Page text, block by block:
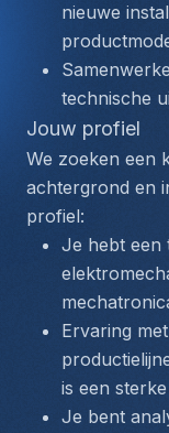
nieuwe
technische
Jouw profiel
We zoeken een
achtergrond en
profiel:
Je hebt een
Ervaring
is een
Je bent